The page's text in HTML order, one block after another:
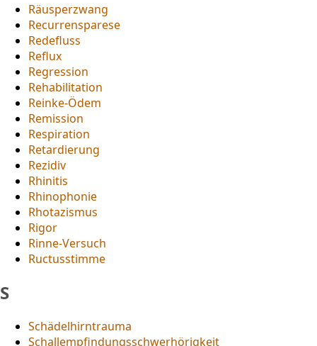
Räusperzwang
Recurrensparese
Redefluss
Reflux
Regression
Rehabilitation
Reinke-Ödem
Remission
Respiration
Retardierung
Rezidiv
Rhinitis
Rhinophonie
Rhotazismus
Rigor
Rinne-Versuch
Ructusstimme
S
Schädelhirntrauma
Schallempfindungsschwerhörigkeit